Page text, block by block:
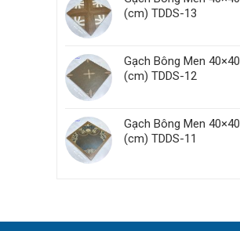
(cm) TDDS-13
Gạch Bông Men 40×40
(cm) TDDS-12
Gạch Bông Men 40×40
(cm) TDDS-11